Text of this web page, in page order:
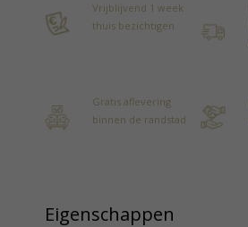
Vrijblijvend 1 week
thuis bezichtigen
Gratis aflevering
binnen de randstad
Eigenschappen